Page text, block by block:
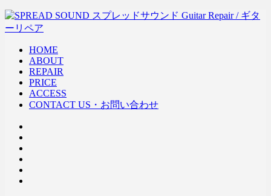
HOME
ABOUT
REPAIR
PRICE
ACCESS
CONTACT US・お問い合わせ